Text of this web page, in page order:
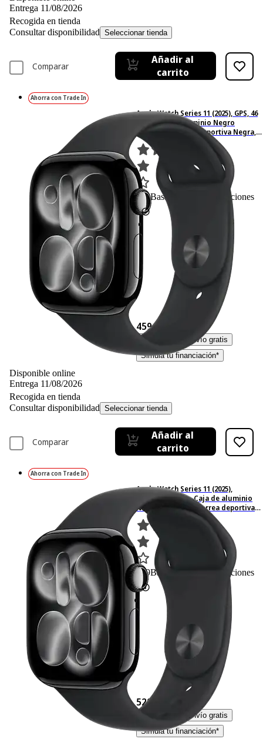
Entrega 11/08/2026
Recogida en tienda
Consultar disponibilidad Seleccionar tienda
Comparar
Añadir al
carrito
Ahorra con Trade In
Apple Watch Series 11 (2025), GPS, 46
mm, Caja de aluminio Negro
Azabache, Correa deportiva Negra,
S/M, Calidad del sueño, 24h
Autonomía
390Basado en 390 valoraciones
459,– €
IVA incl. Con envío gratis
Simula tu financiación*
Disponible online
Entrega 11/08/2026
Recogida en tienda
Consultar disponibilidad Seleccionar tienda
Comparar
Añadir al
carrito
Ahorra con Trade In
Apple Watch Series 11 (2025),
GPS+CEL, 42 mm, Caja de aluminio
Negro Azabache, Correa deportiva
Negra, S/M, Calidad del sueño, 24h
Autonomía
389Basado en 389 valoraciones
529,– €
IVA incl. Con envío gratis
Simula tu financiación*